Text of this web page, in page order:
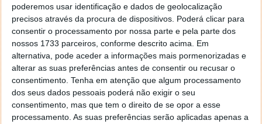
poderemos usar identificação e dados de geolocalização
precisos através da procura de dispositivos. Poderá clicar para
consentir o processamento por nossa parte e pela parte dos
nossos 1733 parceiros, conforme descrito acima. Em
alternativa, pode aceder a informações mais pormenorizadas e
alterar as suas preferências antes de consentir ou recusar o
consentimento. Tenha em atenção que algum processamento
dos seus dados pessoais poderá não exigir o seu
consentimento, mas que tem o direito de se opor a esse
processamento. As suas preferências serão aplicadas apenas a
A entrar já em comercialização na primeira metade
do ano de 2020, a Black Pearl contará com quatro
sensores. Todos terão pixeis de 1µme tecnologia
Pixel Binning.
Câmaras de telefoto - Black Pearl Hi-847 de 8
megapixeis e zoom ótico de 3x
Câmaras de telefoto - Black Pearl Hi-1337 de 13
megapixeis e zoom ótico de 3x